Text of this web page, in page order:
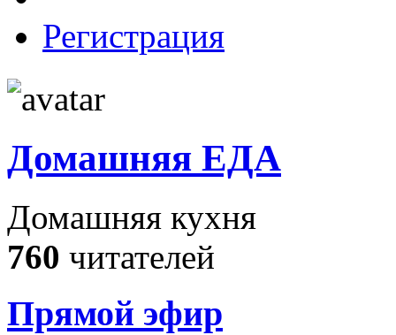
Регистрация
Домашняя ЕДА
Домашняя кухня
760 читателей
Прямой эфир